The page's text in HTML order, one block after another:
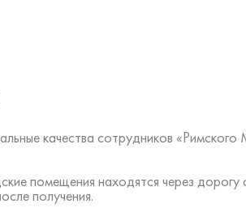
качества сотрудников
помещения находятся через
получения.